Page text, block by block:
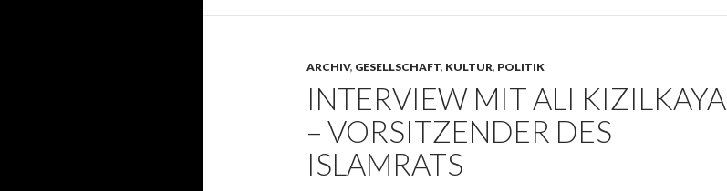
ARCHIV, GESELLSCHAFT, KULTUR, POLITIK
INTERVIEW MIT ALI KIZILKAYA
– VORSITZENDER DES
ISLAMRATS